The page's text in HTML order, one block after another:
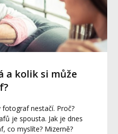
a kolik si může
fotograf nestačí. Proč?
je spousta. Jak je dnes
co myslíte? Mizerně?